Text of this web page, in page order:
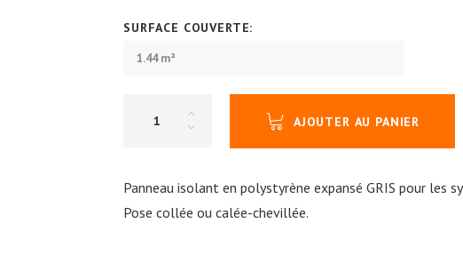
SURFACE COUVERTE:
1.44 m²
AJOUTER AU PANIER
Panneau isolant en polystyrène expansé GRIS pour les
Pose collée ou calée-chevillée.